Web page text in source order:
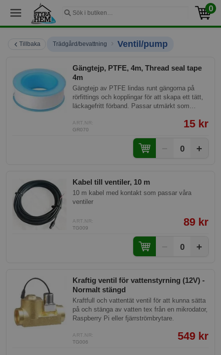
0
Tillbaka Trädgård/bevattning › Ventil/pump
Gängtejp, PTFE, 4m, Thread seal tape
4m
Gängtejp av PTFE lindas runt gängorna på
rörfittings och kopplingar för att skapa ett tätt,
läckagefritt förband. Passar utmärkt som
trädgårdsinstallationer där gängade kopplingar
behöver tätning. Enkel att använda — linda
bara tejpen runt gängorna innan du skruvar ihop
ART.NR:
GR070
15 kr
0 +
Kabel till ventiler, 10 m
10 m kabel med kontakt som passar våra
ventiler
ART.NR:
TG009
89 kr
0 +
Kraftig ventil för vattenstyrning (12V) -
Normalt stängd
Kraftfull och vattentät ventil för att kunna sätta
på och stänga av vatten tex från en mikrodator,
Raspberry Pi eller fjärrströmbrytare.
ART.NR:
TG006
549 kr